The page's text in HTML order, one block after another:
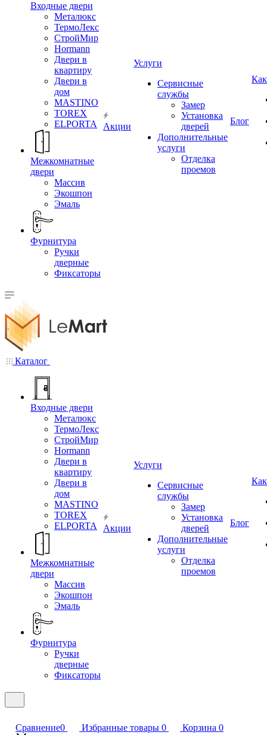
Входные двери
Металюкс
ТермоЛекс
СтройМир
Hormann
Двери в
квартиру
Двери в
дом
MASTINO
TOREX
ELPORTA
Межкомнатные
двери
Массив
Экошпон
Эмаль
Фурнитура
Ручки
дверные
Фиксаторы
Акции
Услуги
Сервисные
службы
Замер
Установка
дверей
Дополнительные
услуги
Отделка
проемов
Блог
Каталог
Входные двери
Металюкс
ТермоЛекс
СтройМир
Hormann
Двери в
квартиру
Двери в
дом
MASTINO
TOREX
ELPORTA
Межкомнатные
двери
Массив
Экошпон
Эмаль
Фурнитура
Ручки
дверные
Фиксаторы
Акции
Услуги
Сервисные
службы
Замер
Установка
дверей
Дополнительные
услуги
Отделка
проемов
Блог
Сравнение0 Избранные товары 0 Корзина 0